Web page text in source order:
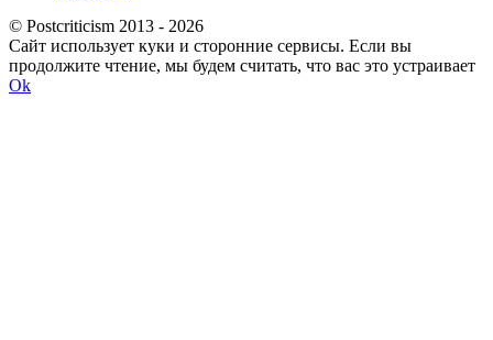
© Postcriticism 2013 - 2026
Сайт использует куки и сторонние сервисы. Если вы
продолжите чтение, мы будем считать, что вас это устраивает
Ok